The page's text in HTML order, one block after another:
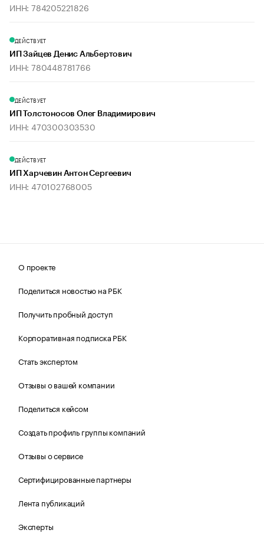
ИНН: 784205221826
ДЕЙСТВУЕТ
ИП Зайцев Денис Альбертович
ИНН: 780448781766
ДЕЙСТВУЕТ
ИП Толстоносов Олег Владимирович
ИНН: 470300303530
ДЕЙСТВУЕТ
ИП Харчевин Антон Сергеевич
ИНН: 470102768005
О проекте
Поделиться новостью на РБК
Получить пробный доступ
Корпоративная подписка РБК
Стать экспертом
Отзывы о вашей компании
Поделиться кейсом
Создать профиль группы компаний
Отзывы о сервисе
Сертифицированные партнеры
Лента публикаций
Эксперты